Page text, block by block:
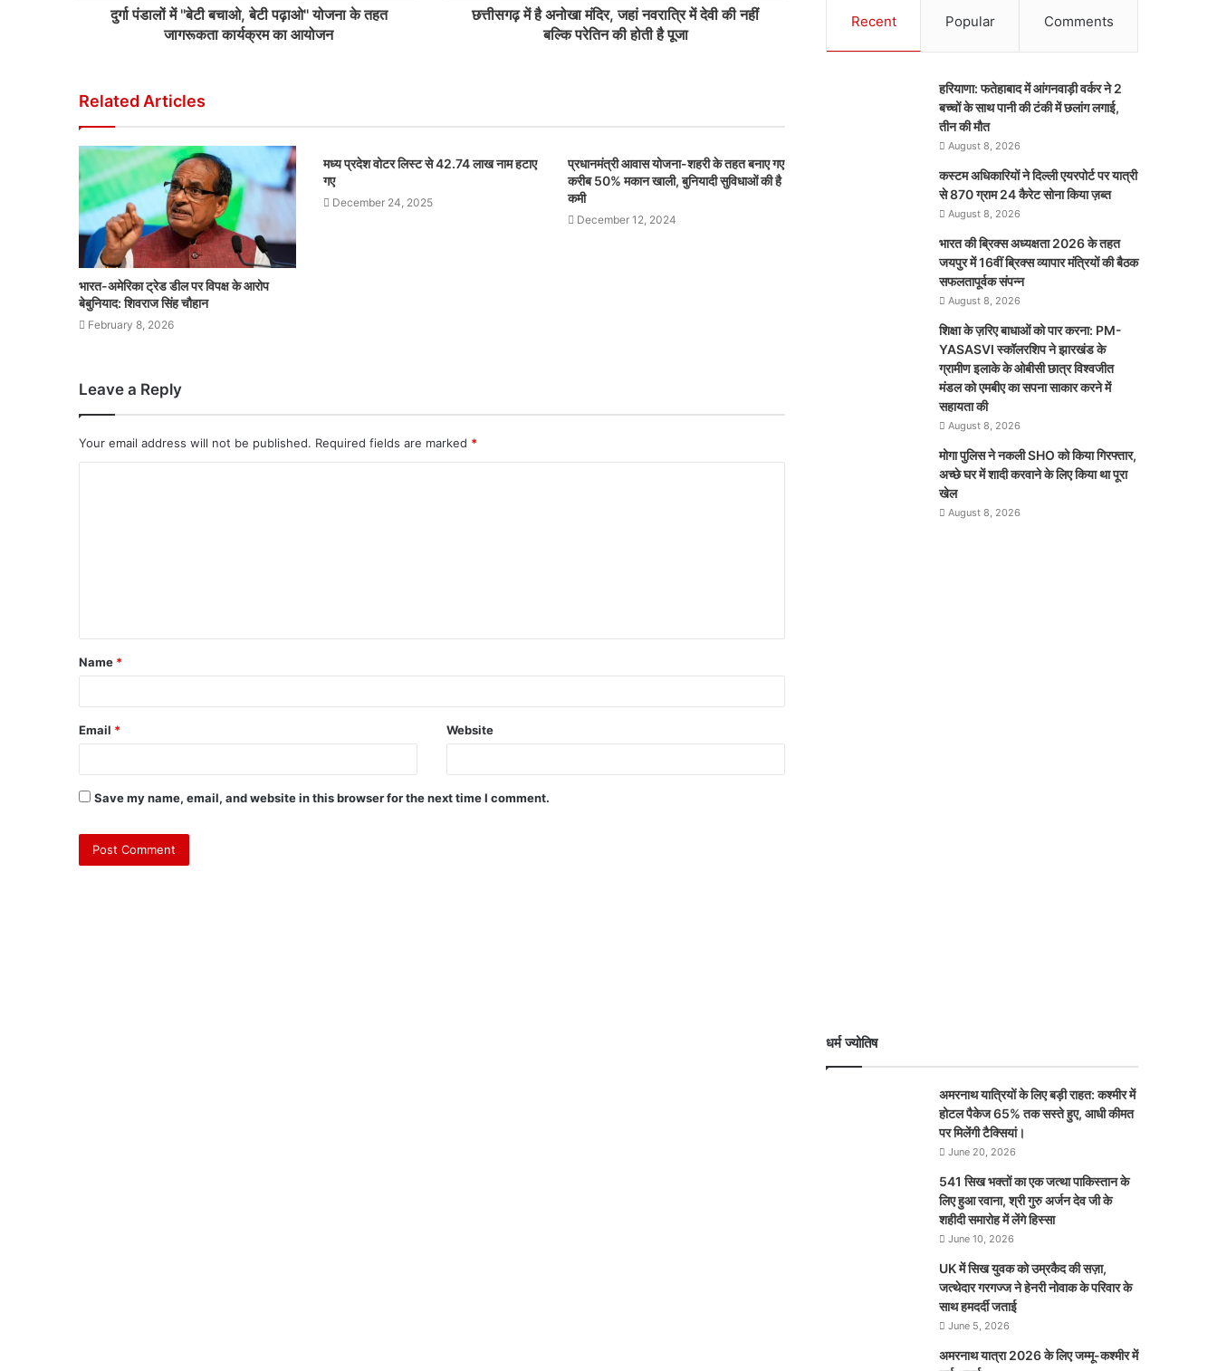
दुर्गा पंडालों में ''बेटी बचाओ, बेटी पढ़ाओ'' योजना के तहत
जागरूकता कार्यक्रम का आयोजन
छत्तीसगढ़ में है अनोखा मंदिर, जहां नवरात्रि में देवी की नहीं
बल्कि परेतिन की होती है पूजा
Related Articles
भारत-अमेरिका ट्रेड डील पर विपक्ष के आरोप
बेबुनियाद: शिवराज सिंह चौहान
February 8, 2026
मध्य प्रदेश वोटर लिस्ट से 42.74 लाख नाम हटाए
गए
December 24, 2025
प्रधानमंत्री आवास योजना-शहरी के तहत बनाए गए
करीब 50% मकान खाली, बुनियादी सुविधाओं की है
कमी
December 12, 2024
Leave a Reply
Your email address will not be published. Required fields are marked *
Name *
Email * Website
Save my name, email, and website in this browser for the next time I comment.
Recent Popular Comments
हरियाणा: फतेहाबाद में आंगनवाड़ी वर्कर ने 2
बच्चों के साथ पानी की टंकी में छलांग लगाई,
तीन की मौत
August 8, 2026
कस्टम अधिकारियों ने दिल्ली एयरपोर्ट पर यात्री
से 870 ग्राम 24 कैरेट सोना किया ज़ब्त
August 8, 2026
भारत की ब्रिक्‍स अध्यक्षता 2026 के तहत
जयपुर में 16वीं ब्रिक्‍स व्यापार मंत्रियों की बैठक
सफलतापूर्वक संपन्न
August 8, 2026
शिक्षा के ज़रिए बाधाओं को पार करना: PM-
YASASVI स्कॉलरशिप ने झारखंड के
ग्रामीण इलाके के ओबीसी छात्र विश्वजीत
मंडल को एमबीए का सपना साकार करने में
सहायता की
August 8, 2026
मोगा पुलिस ने नकली SHO को किया गिरफ्तार,
अच्छे घर में शादी करवाने के लिए किया था पूरा
खेल
August 8, 2026
धर्म ज्योतिष
अमरनाथ यात्रियों के लिए बड़ी राहत: कश्मीर में
होटल पैकेज 65% तक सस्ते हुए, आधी कीमत
पर मिलेंगी टैक्सियां।
June 20, 2026
541 सिख भक्तों का एक जत्था पाकिस्तान के
लिए हुआ रवाना, श्री गुरु अर्जन देव जी के
शहीदी समारोह में लेंगे हिस्सा
June 10, 2026
UK में सिख युवक को उम्रकैद की सज़ा,
जत्थेदार गरगज्ज ने हेनरी नोवाक के परिवार के
साथ हमदर्दी जताई
June 5, 2026
अमरनाथ यात्रा 2026 के लिए जम्मू-कश्मीर में